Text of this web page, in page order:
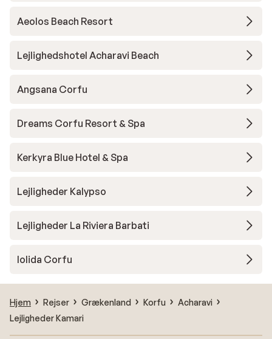
Aeolos Beach Resort
Lejlighedshotel Acharavi Beach
Angsana Corfu
Dreams Corfu Resort & Spa
Kerkyra Blue Hotel & Spa
Lejligheder Kalypso
Lejligheder La Riviera Barbati
Iolida Corfu
Hjem Rejser Grækenland Korfu
Acharavi
Lejligheder Kamari